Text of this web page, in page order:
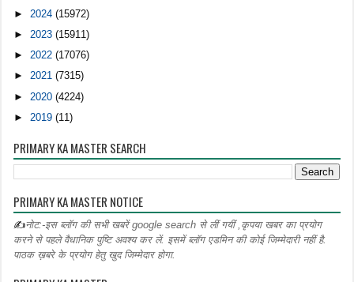
► 2024(15972)
►2023(15911)
►2022(17076)
►2021(7315)
► 2020(4224)
► 2019(11)
PRIMARY KA MASTER SEARCH
PRIMARY KA MASTER NOTICE
✍नोट:-इस ब्लॉग की सभी खबरें google search से लीं गयीं ,कृपया खबर का प्रयोग
करने से पहले वैधानिक पुष्टि अवश्य कर लें. इसमें ब्लॉग एडमिन की कोई जिम्मेदारी नहीं है.
पाठक ख़बरे के प्रयोग हेतु खुद जिम्मेदार होगा.